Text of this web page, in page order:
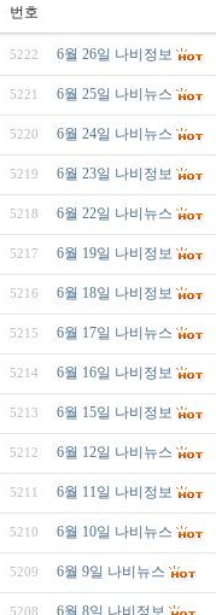
번호
5222 6월 26일 나비정보
5221 6월 25일 나비뉴스
5220 6월 24일 나비뉴스
5219 6월 23일 나비정보
5218 6월 22일 나비뉴스
5217 6월 19일 나비정보
5216 6월 18일 나비정보
5215 6월 17일 나비뉴스
5214 6월 16일 나비정보
5213 6월 15일 나비정보
5212 6월 12일 나비뉴스
5211 6월 11일 나비정보
5210 6월 10일 나비뉴스
5209 6월 9일 나비뉴스
5208 6월 8일 나비정보